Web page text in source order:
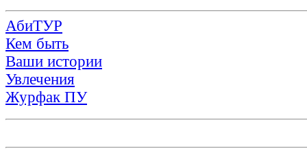
АбиТУР
Кем быть
Ваши истории
Увлечения
Журфак ПУ